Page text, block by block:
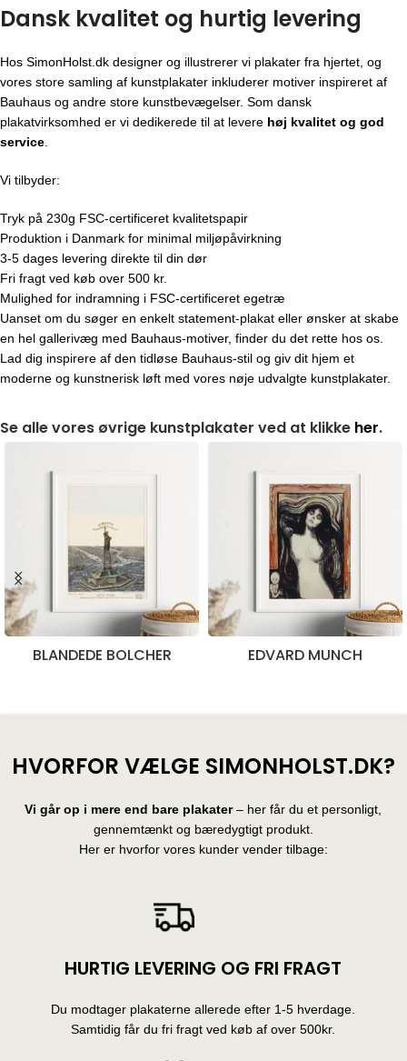
Dansk kvalitet og hurtig levering
Hos SimonHolst.dk designer og illustrerer vi plakater fra hjertet, og
vores store samling af kunstplakater inkluderer motiver inspireret af
Bauhaus og andre store kunstbevægelser. Som dansk
plakatvirksomhed er vi dedikerede til at levere høj kvalitet og god
service
Vi tilbyder:
Tryk på 230g FSC-certificeret kvalitetspapir
Produktion i Danmark for minimal miljøpåvirkning
3-5 dages levering direkte til din dør
Fri fragt ved køb over 500 kr.
Mulighed for indramning i FSC-certificeret egetræ
Uanset om du søger en enkelt statement-plakat eller ønsker at skabe
en hel gallerivæg med Bauhaus-motiver, finder du det rette hos os.
Lad dig inspirere af den tidløse Bauhaus-stil og giv dit hjem et
moderne og kunstnerisk løft med vores nøje udvalgte kunstplakater.
Se alle vores øvrige kunstplakater ved at klikke her.
BLANDEDE BOLCHER EDVARD MUNCH
HVORFOR VÆLGE SIMONHOLST.DK?
Vi går op i mere end bare plakater– her får du et personligt,
gennemtænkt og bæredygtigt produkt.
Her er hvorfor vores kunder vender tilbage:
HURTIG LEVERING OG FRI FRAGT
Du modtager plakaterne allerede efter 1-5 hverdage.
Samtidig får du fri fragt ved køb af over 500kr.